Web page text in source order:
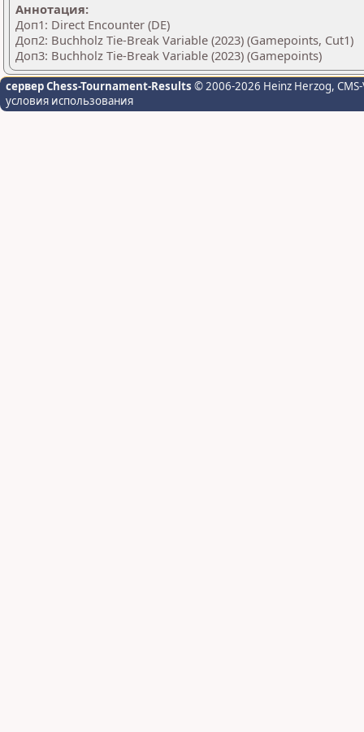
Аннотация:
Доп1: Direct Encounter (DE)
Доп2: Buchholz Tie-Break Variable (2023) (Gamepoints, Cut1)
Доп3: Buchholz Tie-Break Variable (2023) (Gamepoints)
сервер Chess-Tournament-Results © 2006-2026 Heinz Herzog,
условия использования